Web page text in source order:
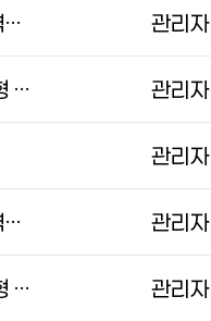
2025년 제8회 과천시청소년재단 직원채용 최종합격자 공고 관리자
2025년 제8회 과천시청소년재단 직원 채용 서류전형 합격자 발표 및 면접시험 실시계획 공고 관리자
관리자
2025년 제7회 과천시청소년재단 직원채용 최종합격자 공고 관리자
2025년 제7회 과천시청소년재단 직원 채용 서류전형 합격자 발표 및 면접시험 실시계획 공고 관리자